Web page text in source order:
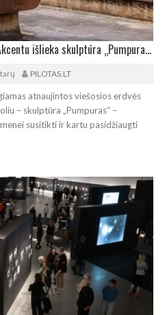
DAUGIAU NEI VIEŠOJI ERDVĖ: Akcentu išlieka skulptūra „Pumpuras“
PILOTAS.LT
atnaujintos viešosios erdvės
– skulptūra „Pumpuras“ –
susitikti ir kartu pasidžiaugti